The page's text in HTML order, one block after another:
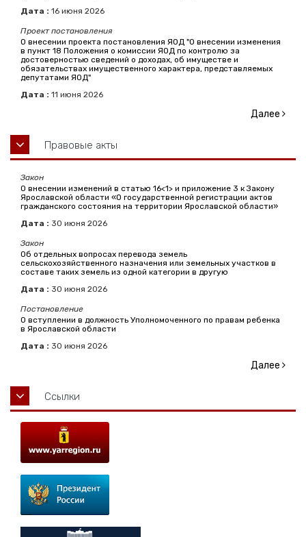
Дата : 16 июня 2026
Проект постановления
О внесении проекта постановления ЯОД "О внесении изменения
в пункт 18 Положения о комиссии ЯОД по контролю за
достоверностью сведений о доходах, об имуществе и
обязательствах имущественного характера, представляемых
депутатами ЯОД"
Дата : 11 июня 2026
Далее
Правовые акты
Закон
О внесении изменений в статью 16<1> и приложение 3 к Закону
Ярославской области «О государственной регистрации актов
гражданского состояния на территории Ярославской области»
Дата : 30 июня 2026
Закон
Об отдельных вопросах перевода земель
сельскохозяйственного назначения или земельных участков в
составе таких земель из одной категории в другую
Дата : 30 июня 2026
Постановление
О вступлении в должность Уполномоченного по правам ребенка
в Ярославской области
Дата : 30 июня 2026
Далее
Ссылки